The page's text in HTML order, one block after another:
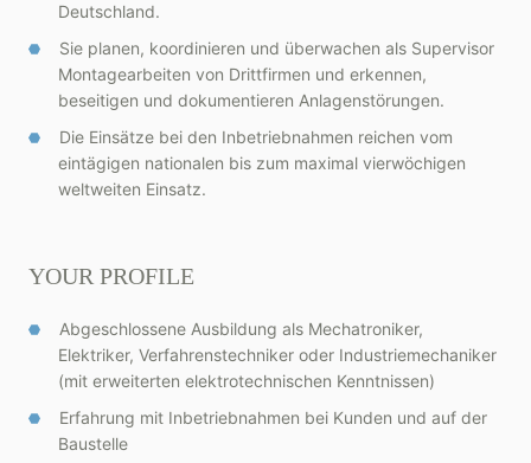
Deutschland.
Sie planen, koordinieren und überwachen als Supervisor
Montagearbeiten von Drittfirmen und erkennen,
beseitigen und dokumentieren Anlagenstörungen.
Die Einsätze bei den Inbetriebnahmen reichen vom
eintägigen nationalen bis zum maximal vierwöchigen
weltweiten Einsatz.
YOUR PROFILE
Abgeschlossene Ausbildung als Mechatroniker,
Elektriker, Verfahrenstechniker oder Industriemechaniker
(mit erweiterten elektrotechnischen Kenntnissen)
Erfahrung mit Inbetriebnahmen bei Kunden und auf der
Baustelle